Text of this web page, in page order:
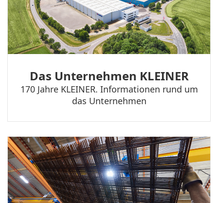
Das Unternehmen KLEINER
170 Jahre KLEINER. Informationen rund um
das Unternehmen